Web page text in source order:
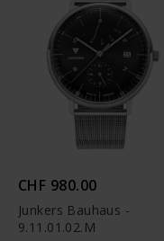
CHF 980.00
Junkers Bauhaus -
9.11.01.02.M